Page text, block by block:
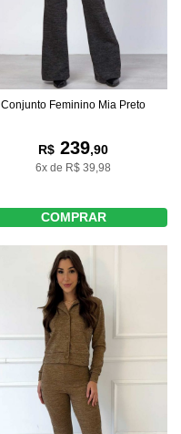
Conjunto Feminino Mia Preto
R$ 239,90
6x de R$ 39,98
COMPRAR